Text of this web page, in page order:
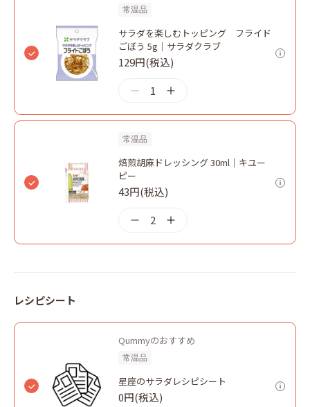
常温品
サラダを楽しむトッピング フライド
ごぼう 5g｜サラダクラブ
129円(税込)
1
常温品
焙煎胡麻ドレッシング 30ml｜キユー
ピー
43円(税込)
2
レシピシート
Qummyのおすすめ
常温品
星座のサラダレシピシート
0円(税込)